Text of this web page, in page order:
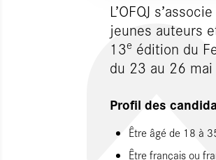
L’OFQJ
jeunes auteurs
13e édition du
du 23 au 26
Profil des
Être âgé de 18 à
Être français ou